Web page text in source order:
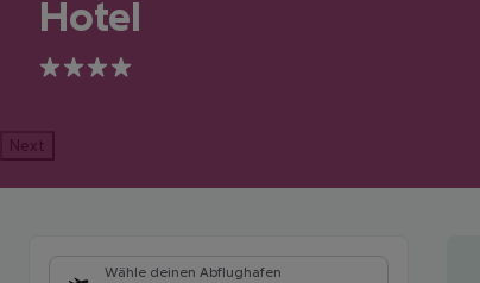
Hotel
4
Next
Wähle deinen Abflughafen